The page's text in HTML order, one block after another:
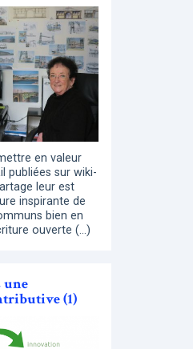
en valeur
publiées sur wiki-
leur est
inspirante de
bien en
ouverte (…)
une
(1)